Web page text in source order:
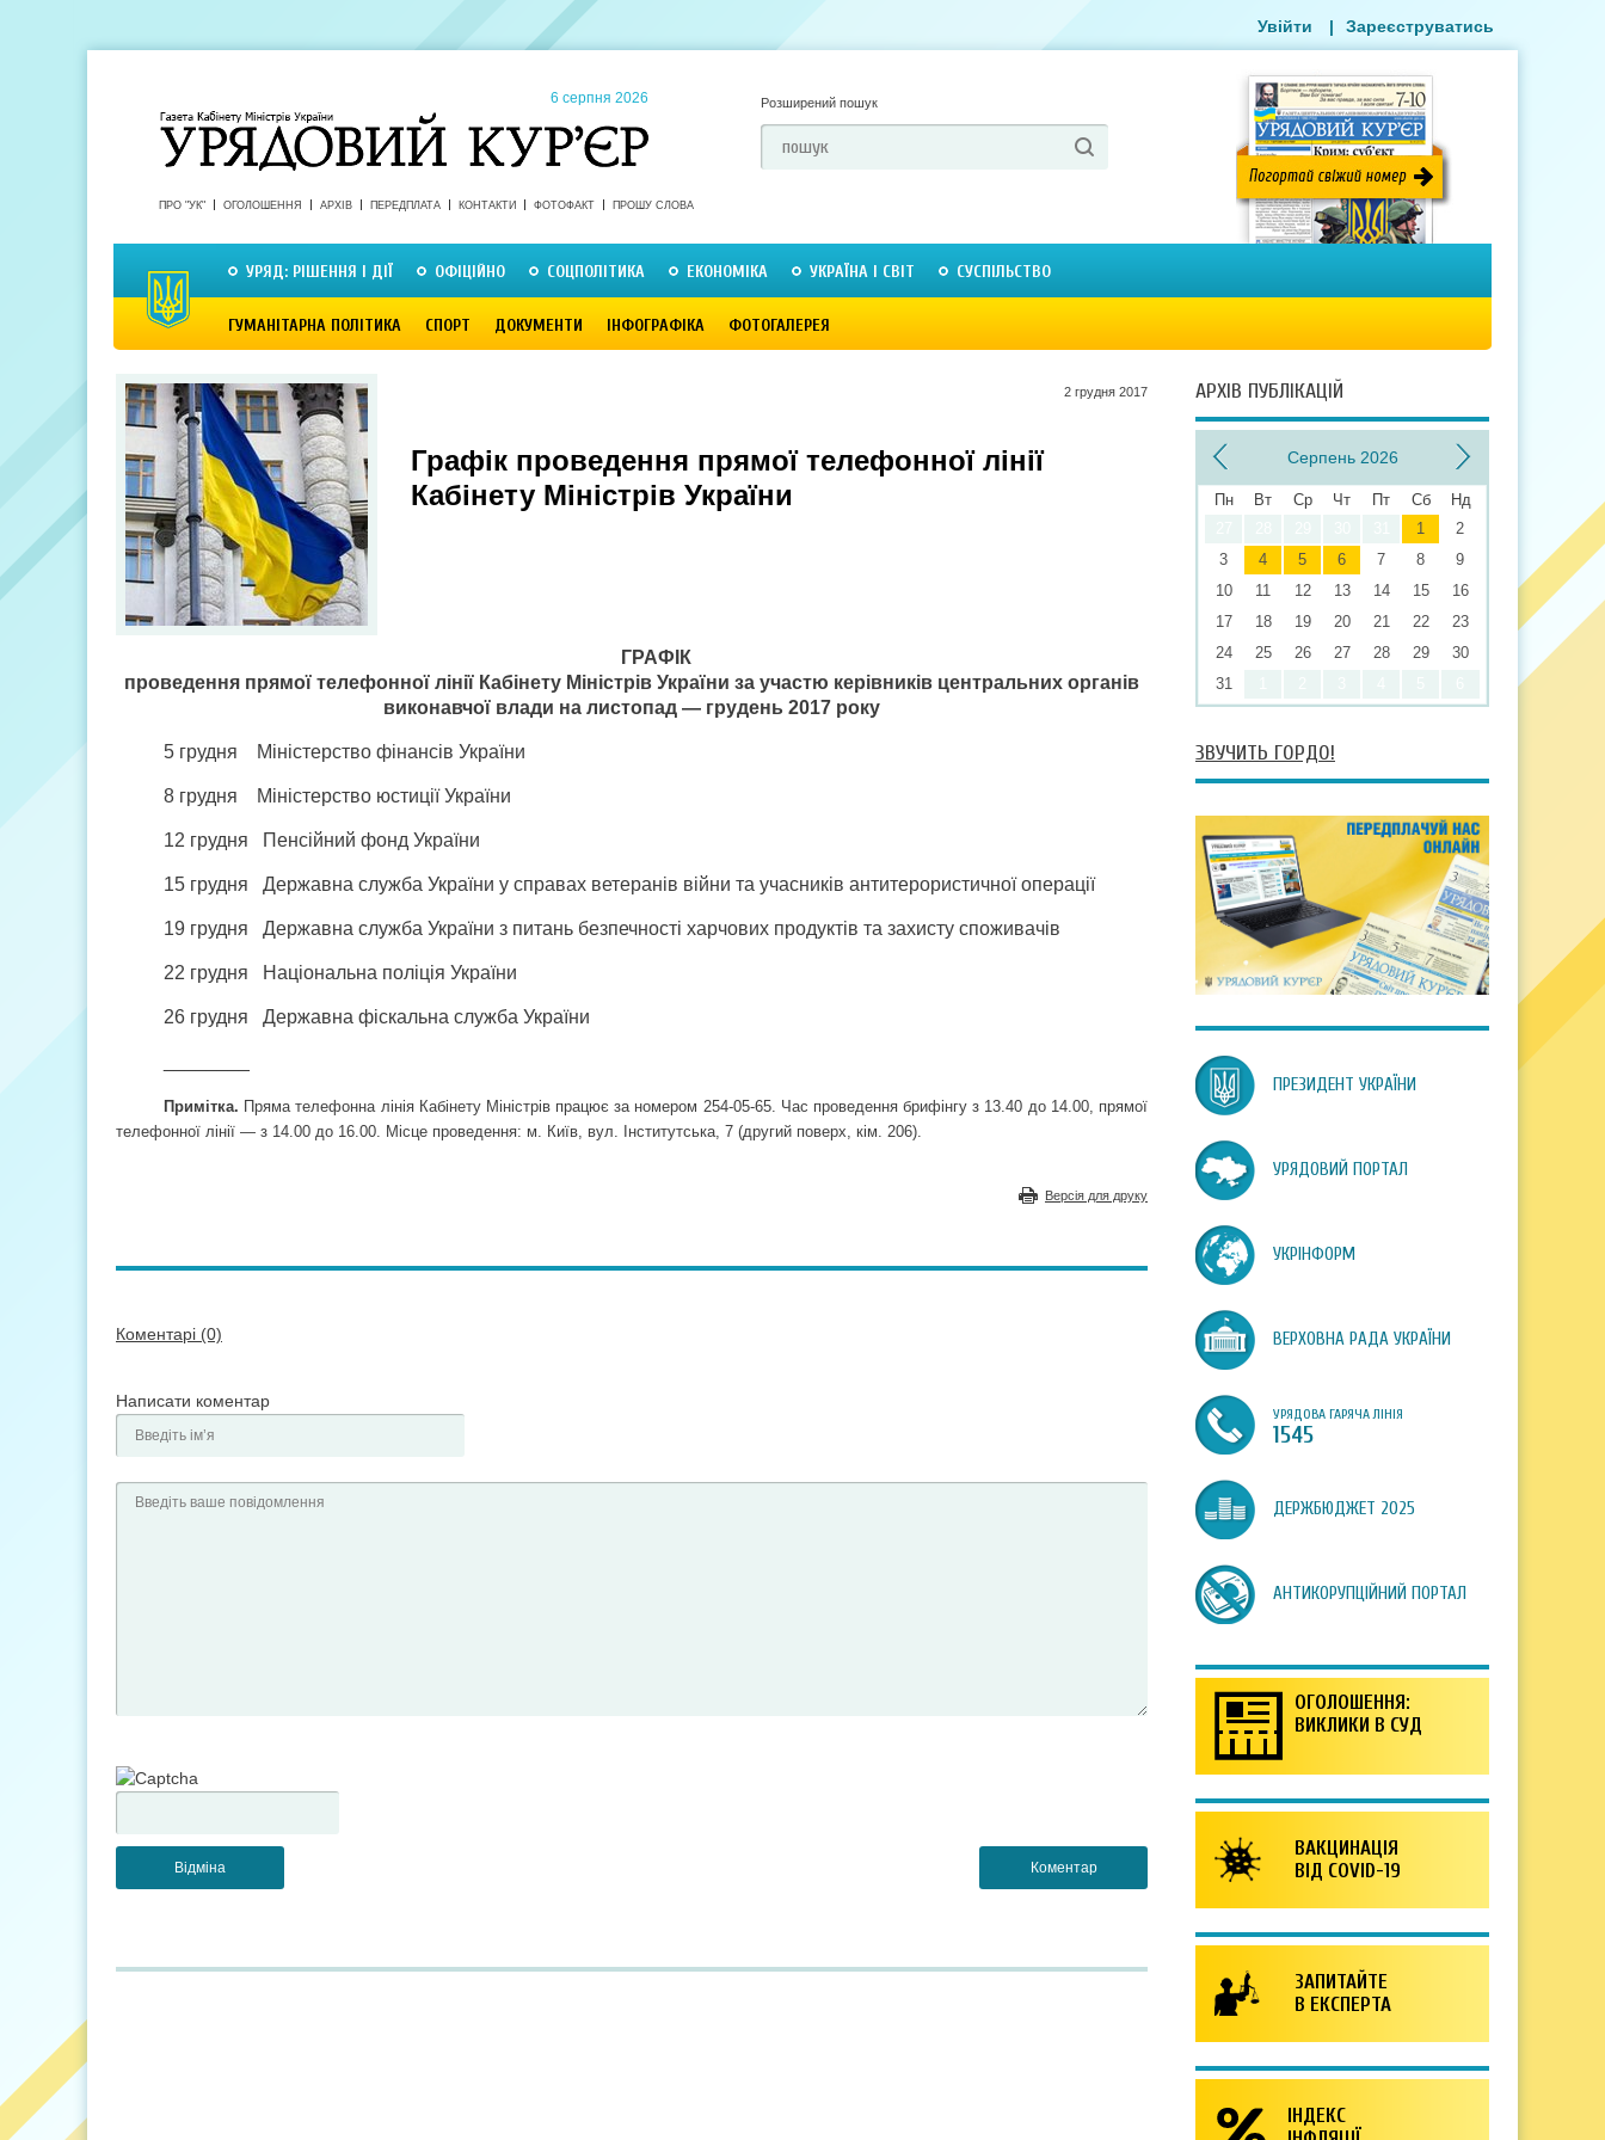
6 серпня 2026 Розширений пошук
ПРО "УК" ОГОЛОШЕННЯ АРХІВ ПЕРЕДПЛАТА КОНТАКТИ ФОТОФАКТ ПРОШУ СЛОВА
УРЯД: РІШЕННЯ І ДІЇ ОФІЦІЙНО СОЦПОЛІТИКА ЕКОНОМІКА УКРАЇНА І СВІТ СУСПІЛЬСТВО
ГУМАНІТАРНА ПОЛІТИКА СПОРТ ДОКУМЕНТИ ІНФОГРАФІКА ФОТОГАЛЕРЕЯ
Увійти | Зареєструватись
2 грудня 2017
Графік проведення прямої телефонної лінії
Кабінету Міністрів України
ГРАФІК
проведення прямої телефонної лінії Кабінету Міністрів України за участю керівників центральних органів
виконавчої влади на листопад — грудень 2017 року
5 грудня Міністерство фінансів України
8 грудня Міністерство юстиції України
12 грудня Пенсійний фонд України
15 грудня Державна служба України у справах ветеранів війни та учасників антитерористичної операції
19 грудня Державна служба України з питань безпечності харчових продуктів та захисту споживачів
22 грудня Національна поліція України
26 грудня Державна фіскальна служба України
Примітка. Пряма телефонна лінія Кабінету Міністрів працює за номером 254-05-65. Час проведення брифінгу з 13.40 до 14.00, прямої
телефонної лінії — з 14.00 до 16.00. Місце проведення: м. Київ, вул. Інститутська, 7 (другий поверх, кім. 206).
Версія для друку
Коментарі (0)
Написати коментар
АРХІВ ПУБЛІКАЦІЙ
Серпень 2026
Пн Вт Ср Чт Пт Сб
Нд
1
2
3
4 5 6 7 8
9
10
11 12 13 14 15
16
17
18 19 20 21 22
23
24
25 26 27 28 29
30
31
ЗВУЧИТЬ ГОРДО!
ПРЕЗИДЕНТ УКРАЇНИ
УРЯДОВИЙ ПОРТАЛ
УКРІНФОРМ
ВЕРХОВНА РАДА УКРАЇНИ
УРЯДОВА ГАРЯЧА ЛІНІЯ
1545
ДЕРЖБЮДЖЕТ 2025
АНТИКОРУПЦІЙНИЙ ПОРТАЛ
ОГОЛОШЕННЯ:
ВИКЛИКИ В СУД
ВАКЦИНАЦІЯ
ВІД COVID-19
ЗАПИТАЙТЕ
В ЕКСПЕРТА
ІНДЕКС